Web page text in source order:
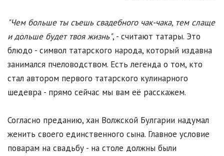
"Чем больше ты съешь свадебного чак-чака, тем слаще
и дольше будет твоя жизнь", - считают татары. Это
блюдо - символ татарского народа, который издавна
занимался пчеловодством. Есть легенда о том, кто
стал автором первого татарского кулинарного
шедевра - прямо сейчас мы вам её расскажем.
Согласно преданию, хан Волжской Булгарии надумал
женить своего единственного сына. Главное условие
поварам на свадьбу - на столе должны были